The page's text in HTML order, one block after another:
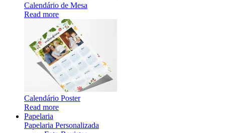
Calendário de Mesa
Read more
Calendário Poster
Read more
Papelaria
Papelaria Personalizada